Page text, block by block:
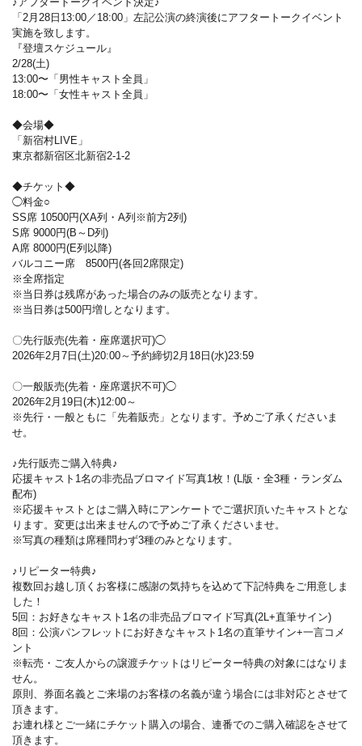
「2月28日13:00／18:00」左記公演の終演後にアフタートークイベント
実施を致します。
『登壇スケジュール』
2/28(土)
13:00〜「男性キャスト全員」
18:00〜「女性キャスト全員」
◆会場◆
「新宿村LIVE」
東京都新宿区北新宿2-1-2
◆チケット◆
◯料金○
SS席 10500円(XA列・A列※前方2列)
S席 9000円(B～D列)
A席 8000円(E列以降)
バルコニー席 8500円(各回2席限定)
※全席指定
※当日券は残席があった場合のみの販売となります。
※当日券は500円増しとなります。
〇先行販売(先着・座席選択可)◯
2026年2月7日(土)20:00～予約締切2月18日(水)23:59
〇一般販売(先着・座席選択不可)◯
2026年2月19日(木)12:00～
※先行・一般ともに「先着販売」となります。予めご了承くださいま
せ。
♪先行販売ご購入特典♪
応援キャスト1名の非売品ブロマイド写真1枚！(L版・全3種・ランダム
配布)
※応援キャストとはご購入時にアンケートでご選択頂いたキャストとな
ります。変更は出来ませんので予めご了承くださいませ。
※写真の種類は席種問わず3種のみとなります。
♪リピーター特典♪
複数回お越し頂くお客様に感謝の気持ちを込めて下記特典をご用意しま
した！
5回：お好きなキャスト1名の非売品ブロマイド写真(2L+直筆サイン)
8回：公演パンフレットにお好きなキャスト1名の直筆サイン+一言コメ
ント
※転売・ご友人からの譲渡チケットはリピーター特典の対象にはなりま
せん。
原則、券面名義とご来場のお客様の名義が違う場合には非対応とさせて
頂きます。
お連れ様とご一緒にチケット購入の場合、連番でのご購入確認をさせて
頂きます。